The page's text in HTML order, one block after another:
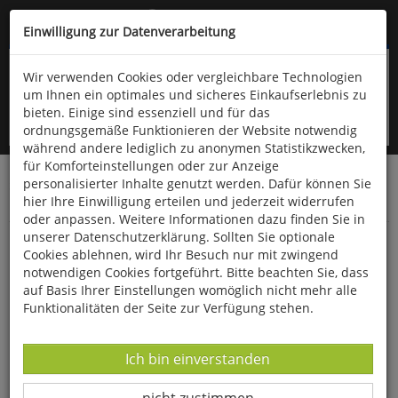
Kompletten Head der Seite überspringen
oder (06766) 9323-960
Startseite Haushalt & Garten
Küche & Haushalt
Diverses
Papierservietten »Gelbe Orchidee«
Einwilligung zur Datenverarbeitung
Wir verwenden Cookies oder vergleichbare Technologien
um Ihnen ein optimales und sicheres Einkaufserlebnis zu
bieten. Einige sind essenziell und für das
ordnungsgemäße Funktionieren der Website notwendig
während andere lediglich zu anonymen Statistikzwecken,
für Komforteinstellungen oder zur Anzeige
personalisierter Inhalte genutzt werden. Dafür können Sie
hier Ihre Einwilligung erteilen und jederzeit widerrufen
oder anpassen. Weitere Informationen dazu finden Sie in
unserer Datenschutzerklärung. Sollten Sie optionale
Cookies ablehnen, wird Ihr Besuch nur mit zwingend
notwendigen Cookies fortgeführt. Bitte beachten Sie, dass
auf Basis Ihrer Einstellungen womöglich nicht mehr alle
Funktionalitäten der Seite zur Verfügung stehen.
Datenverarbeitung -
Ich bin einverstanden